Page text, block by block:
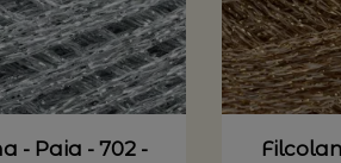
- Paia - 702 -